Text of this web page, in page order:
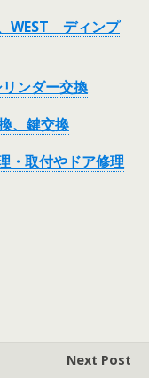
WEST ディンプ
ンダー交換
、鍵交換
・取付やドア修理
Next Post